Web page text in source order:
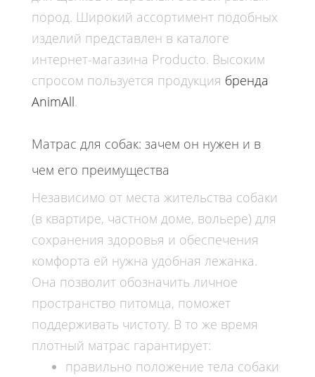
пород. Широкий ассортимент подобных
изделий представлен в каталоге
интернет-магазина Producto. Высоким
спросом пользуется продукция бренда
AnimAll.
Матрас для собак: зачем он нужен и в
чем его преимущества
Независимо от места жительства собаки
(в квартире, частном доме, вольере) для
сохранения здоровья и обеспечения
комфорта ей нужна удобная лежанка.
Она позволит обозначить личное
пространство питомца, поможет
поддерживать чистоту. В то же время
плотный матрас гарантирует:
правильно положение тела собаки